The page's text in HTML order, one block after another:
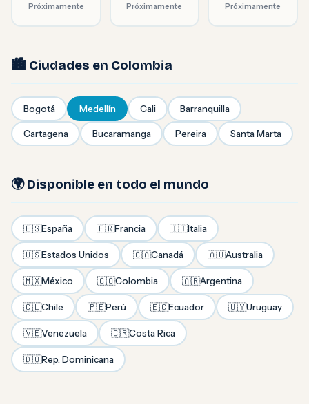
Próximamente Próximamente Próximamente
🏙️ Ciudades en Colombia
Bogotá Medellín Cali Barranquilla
Cartagena Bucaramanga Pereira Santa Marta
🌍 Disponible en todo el mundo
🇪🇸España 🇫🇷Francia 🇮🇹Italia
🇺🇸Estados Unidos 🇨🇦Canadá 🇦🇺Australia
🇲🇽México 🇨🇴Colombia 🇦🇷Argentina
🇨🇱Chile 🇵🇪Perú 🇪🇨Ecuador 🇺🇾Uruguay
🇻🇪Venezuela 🇨🇷Costa Rica
🇩🇴Rep. Dominicana